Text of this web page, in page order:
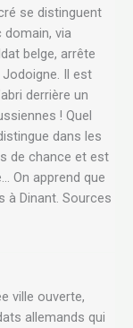
se distinguent
domain, via
belge, arrête
Il est
derrière un
! Quel
dans les
de chance et est
On apprend que
à Dinant. Sources
ville ouverte,
allemands qui